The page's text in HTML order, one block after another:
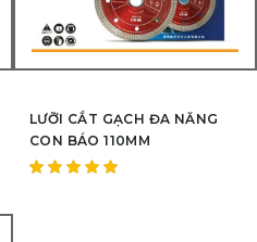
LƯỠI CẮT GẠCH ĐA NĂNG
CON BÁO 110MM